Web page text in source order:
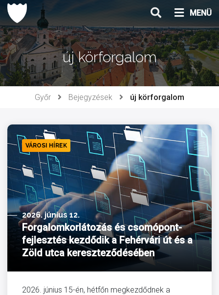
Ugrás
tartalomhoz
MENÜ
új körforgalom
Győr Bejegyzések új körforgalom
VÁROSI HÍREK
2026. június 12.
Forgalomkorlátozás és csomópont-
fejlesztés kezdődik a Fehérvári út és a
Zöld utca kereszteződésében
2026. június 15-én, hétfőn megkezdődnek a